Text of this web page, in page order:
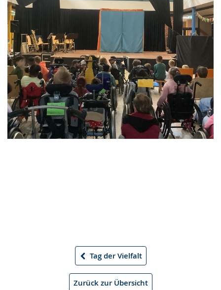
Vorheriger
Tag der Vielfalt
Zurück zur Übersicht